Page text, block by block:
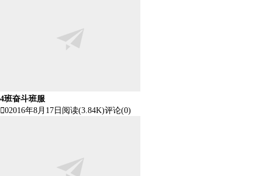
4班奋斗班服
02016年8月17日 阅读(3.84K)评论(0)